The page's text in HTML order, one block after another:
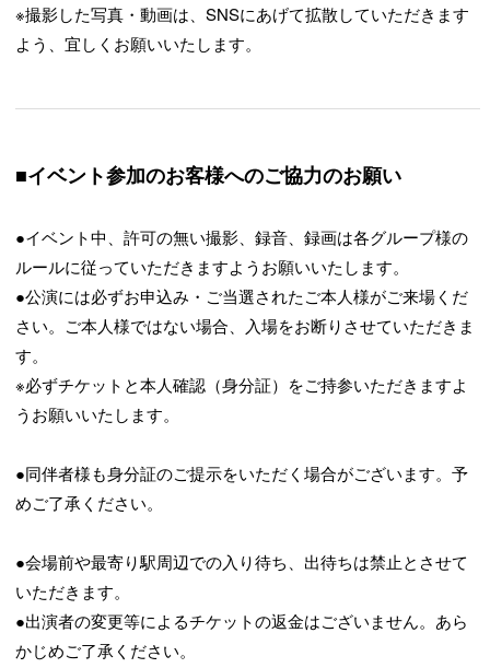
※撮影した写真・動画は、SNSにあげて拡散していただきます
よう、宜しくお願いいたします。
■イベント参加のお客様へのご協力のお願い
●イベント中、許可の無い撮影、録音、録画は各グループ様の
ルールに従っていただきますようお願いいたします。
●公演には必ずお申込み・ご当選されたご本人様がご来場くだ
さい。ご本人様ではない場合、入場をお断りさせていただきま
す。
※必ずチケットと本人確認（身分証）をご持参いただきますよ
うお願いいたします。
●同伴者様も身分証のご提示をいただく場合がございます。予
めご了承ください。
●会場前や最寄り駅周辺での入り待ち、出待ちは禁止とさせて
いただきます。
●出演者の変更等によるチケットの返金はございません。あら
かじめご了承ください。